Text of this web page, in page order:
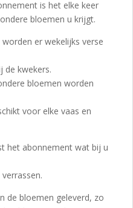
is het elke keer
bloemen u krijgt.
er wekelijks verse
de kwekers.
bloemen worden
voor elke vaas en
het abonnement wat bij u
de bloemen geleverd, zo